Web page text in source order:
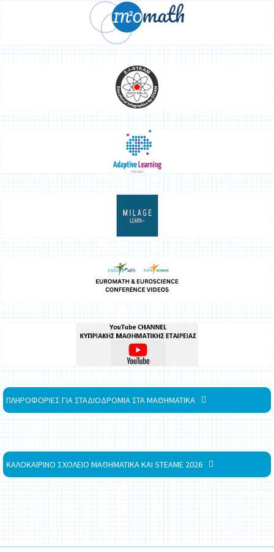
ΠΛΗΡΟΦΟΡΙΕΣ ΓΙΑ ΣΤΑΔΙΟΔΡΟΜΙΑ ΣΤΑ ΜΑΘΗΜΑΤΙΚΑ
ΚΑΛΟΚΑΙΡΙΝΟ ΣΧΟΛΕΙΟ ΜΑΘΗΜΑΤΙΚΑ ΚΑΙ STEAME 2026